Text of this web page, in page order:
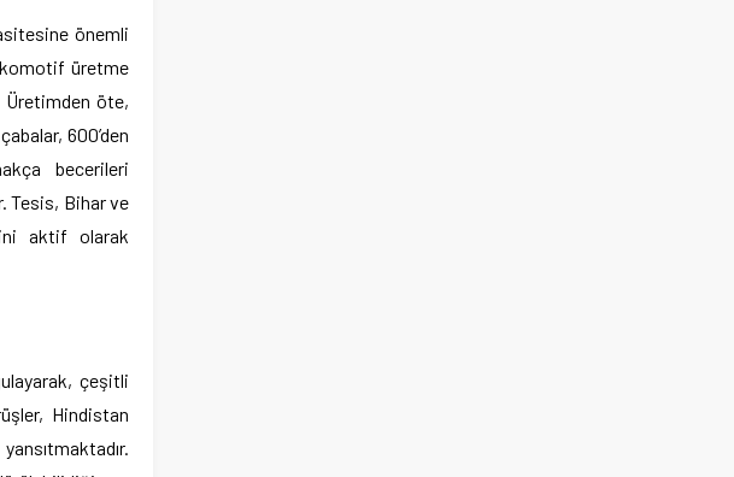
önemli
üretme
Üretimden öte,
600’den
becerileri
Tesis, Bihar ve
aktif olarak
çeşitli
Hindistan